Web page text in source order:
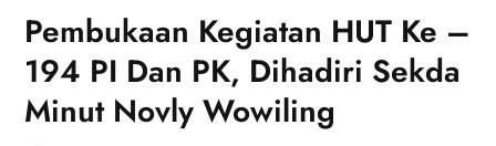
Pembukaan Kegiatan HUT Ke –
194 PI Dan PK, Dihadiri Sekda
Minut Novly Wowiling